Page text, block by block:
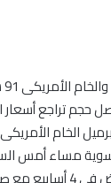
للبرميل عند
أن أسعار النفط واصلت